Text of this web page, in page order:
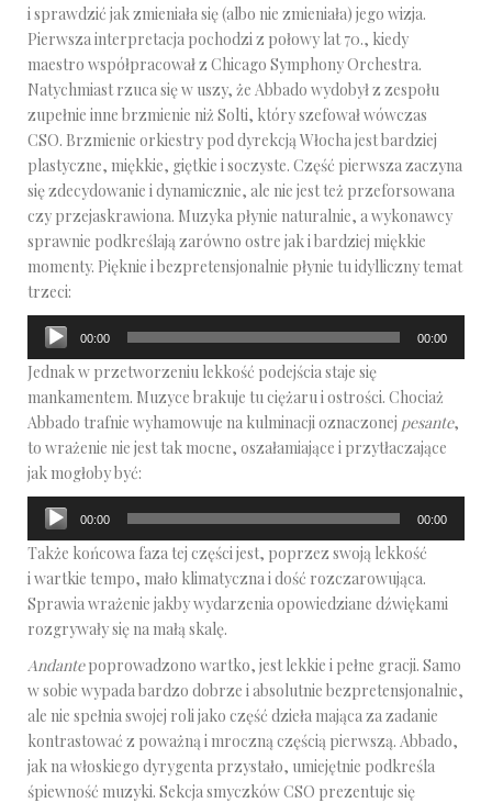
i sprawdzić jak zmieniała się (albo nie zmieniała) jego wizja.
Pierwsza interpretacja pochodzi z połowy lat 70., kiedy
maestro współpracował z Chicago Symphony Orchestra.
Natychmiast rzuca się w uszy, że Abbado wydobył z zespołu
zupełnie inne brzmienie niż Solti, który szefował wówczas
CSO. Brzmienie orkiestry pod dyrekcją Włocha jest bardziej
plastyczne, miękkie, giętkie i soczyste. Część pierwsza zaczyna
się zdecydowanie i dynamicznie, ale nie jest też przeforsowana
czy przejaskrawiona. Muzyka płynie naturalnie, a wykonawcy
sprawnie podkreślają zarówno ostre jak i bardziej miękkie
momenty. Pięknie i bezpretensjonalnie płynie tu idylliczny temat
trzeci:
Odtwarzacz
plików
dźwiękowych
00:00 00:00
Jednak w przetworzeniu lekkość podejścia staje się
mankamentem. Muzyce brakuje tu ciężaru i ostrości. Chociaż
Abbado trafnie wyhamowuje na kulminacji oznaczonej pesante,
to wrażenie nie jest tak mocne, oszałamiające i przytłaczające
jak mogłoby być:
Odtwarzacz
plików
dźwiękowych
00:00 00:00
Także końcowa faza tej części jest, poprzez swoją lekkość
i wartkie tempo, mało klimatyczna i dość rozczarowująca.
Sprawia wrażenie jakby wydarzenia opowiedziane dźwiękami
rozgrywały się na małą skalę.
Andantepoprowadzono wartko, jest lekkie i pełne gracji. Samo
w sobie wypada bardzo dobrze i absolutnie bezpretensjonalnie,
ale nie spełnia swojej roli jako część dzieła mająca za zadanie
kontrastować z poważną i mroczną częścią pierwszą. Abbado,
jak na włoskiego dyrygenta przystało, umiejętnie podkreśla
śpiewność muzyki. Sekcja smyczków CSO prezentuje się